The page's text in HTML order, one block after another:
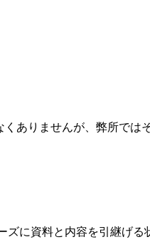
ありませんが、弊所では
に資料と内容を引継げる